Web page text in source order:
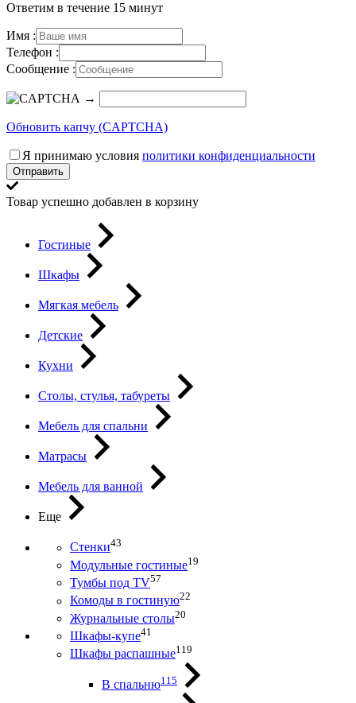
Ответим в течение 15 минут
Имя :
Телефон :
Сообщение :
→
Обновить капчу (CAPTCHA)
Я принимаю условия политики конфиденциальности
Отправить
Товар успешно добавлен в корзину
Гостиные
Шкафы
Мягкая мебель
Детские
Кухни
Столы, стулья, табуреты
Мебель для спальни
Матрасы
Мебель для ванной
Еще
Стенки43
Модульные гостиные19
Тумбы под ТV57
Комоды в гостиную22
Журнальные столы20
Шкафы-купе41
Шкафы распашные119
В спальню115